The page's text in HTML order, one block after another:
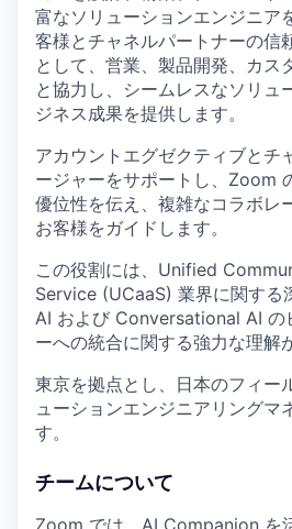
富なソリューションエンジニア
客様とチャネルパートナーの信
として、営業、製品開発、カス
と協力し、シームレスなソリュ
ジネス成果を提供します。
アカウントエグゼクティブとチ
ージャーをサポートし、Zoom
優位性を伝え、複雑なコラボレ
お客様をガイドします。
この役割には、Unified
Service (UCaaS) 業界に関する
AI および Conversational AI の
ーへの統合に関する強力な理解
東京を拠点とし、日本のフィー
ューションエンジニアリングマ
す。
チームについて
Zoom では、AI Companion を